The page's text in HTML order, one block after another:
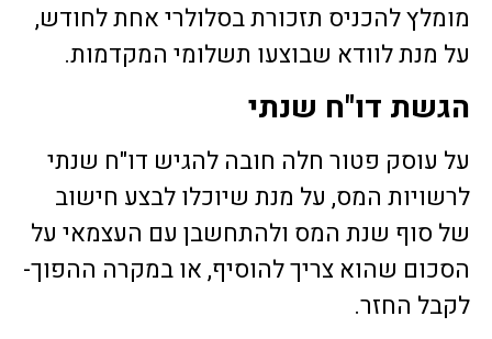
מומלץ להכניס תזכורת בסלולרי אחת לחודש,
על מנת לוודא שבוצעו תשלומי המקדמות.
הגשת דו"ח שנתי
על עוסק פטור חלה חובה להגיש דו"ח שנתי
לרשויות המס, על מנת שיוכלו לבצע חישוב
של סוף שנת המס ולהתחשבן עם העצמאי על
הסכום שהוא צריך להוסיף, או במקרה ההפוך-
לקבל החזר.